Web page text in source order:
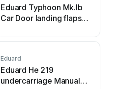
Eduard Typhoon Mk.Ib
Car Door landing flaps
Eduard
Eduard He 219
undercarriage Manuale